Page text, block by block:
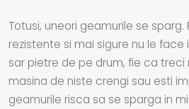
Totusi, uneori geamurile se
rezistente si mai sigure nu le face
sar pietre de pe drum, fie ca
masina de niste crengi sau esti
geamurile risca sa se sparga in